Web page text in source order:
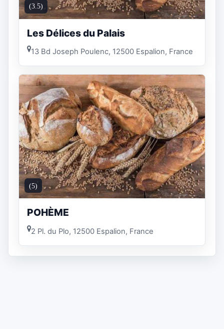
(3.5)
Les Délices du Palais
13 Bd Joseph Poulenc, 12500 Espalion, France
(5)
POHÈME
2 Pl. du Plo, 12500 Espalion, France